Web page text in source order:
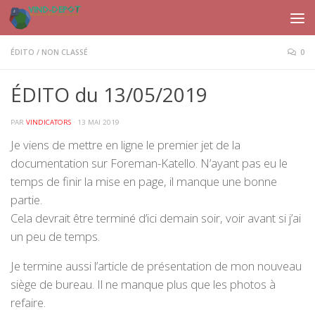
Skip to content
ÉDITO / NON CLASSÉ 0
ÉDITO du 13/05/2019
PAR VINDICATORS · 13 MAI 2019
Je viens de mettre en ligne le premier jet de la
documentation sur Foreman-Katello. N’ayant pas eu le
temps de finir la mise en page, il manque une bonne
partie.
Cela devrait être terminé d’ici demain soir, voir avant si j’ai
un peu de temps.
Je termine aussi l’article de présentation de mon nouveau
siège de bureau. Il ne manque plus que les photos à
refaire.